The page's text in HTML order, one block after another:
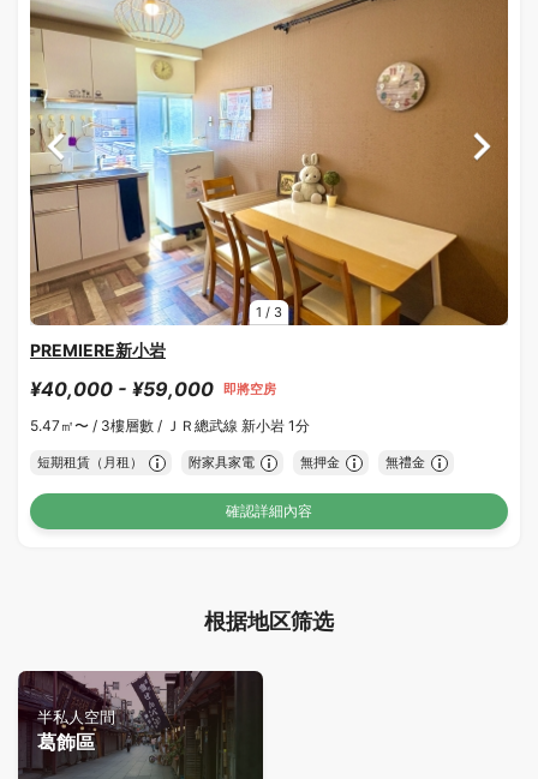
1 / 3
PREMIERE新小岩
¥40,000 - ¥59,000 即將空房
5.47㎡〜 / 3樓層數 / ＪＲ總武線 新小岩 1分
短期租賃（月租） 附家具家電 無押金 無禮金
確認詳細內容
根据地区筛选
半私人空間
葛飾區